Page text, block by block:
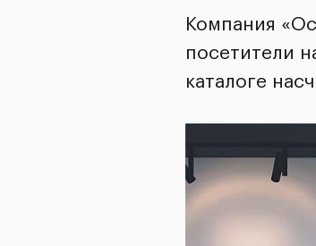
Компания
посетители
каталоге